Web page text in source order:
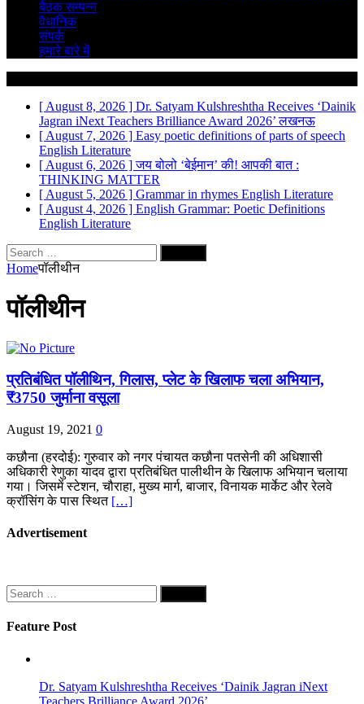
बैठक सम्पन्न
वैधानिक
संपर्क
हमारे बारे में
[ August 8, 2026 ] Dr. Satyam Kulshreshtha Receives ‘Dainik
Jagran iNext Teachers Brilliance Award 2026’लखनऊ
[ August 7, 2026 ] Easy poetic definitions of parts of speech
English Literature
[ August 6, 2026 ]जय बोलो ‘बेईमान’ की! आपकी बात :
THINKING MATTER
[ August 5, 2026 ] Grammar in rhymes English Literature
[ August 4, 2026 ] English Grammar: Poetic Definitions
English Literature
Search
for:
Homeपॉलीथीन
पॉलीथीन
प्रतिबंधित पॉलीथिन, गिलास, प्लेट के खिलाफ चला अभियान,
₹3750 जुर्माना वसूला
August 19, 2021 0
कछौना (हरदोई): गुरुवार को नगर पंचायत कछौना पतसेनी की अधिशासी
अधिकारी रेणुका यादव द्वारा प्रतिबंधित पालीथीन के खिलाफ अभियान चलाया
गया। जिसमें स्टेशन, चौराहा, मुख्य मार्ग, बाजार, विनायक मार्केट और रेलवे
क्रॉसिंग के पास स्थित […]
Advertisement
Search
for:
Feature Post
Dr. Satyam Kulshreshtha Receives ‘Dainik Jagran iNext
Teachers Brilliance Award 2026’